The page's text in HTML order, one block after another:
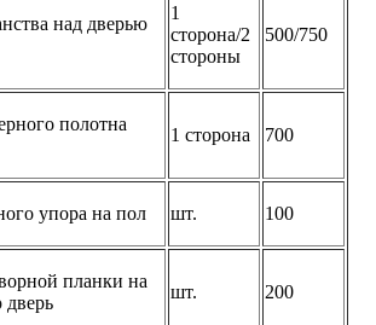
над дверью
1
сторона/2
стороны
500/750
полотна
1 сторона 700
упора на пол шт. 100
планки на
дверь
шт. 200